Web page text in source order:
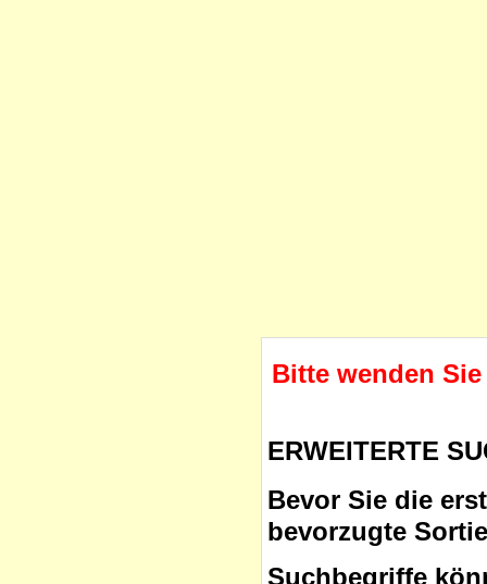
Bitte wenden
ERWEITERTE
Bevor Sie die
bevorzugte
Suchbegriffe